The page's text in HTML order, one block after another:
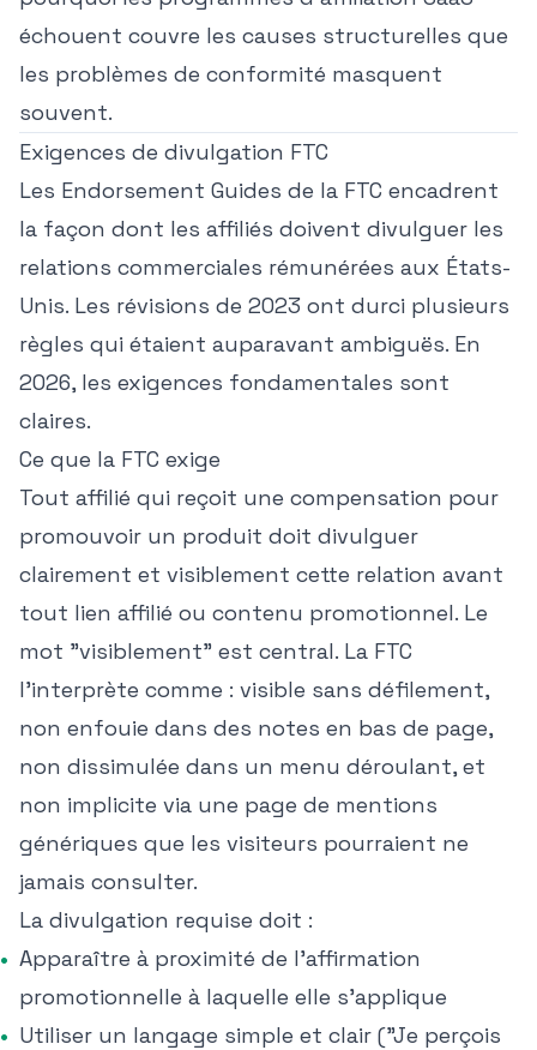
échouent couvre les causes structurelles que
les problèmes de conformité masquent
souvent.
Exigences de divulgation FTC
Les Endorsement Guides de la FTC encadrent
la façon dont les affiliés doivent divulguer les
relations commerciales rémunérées aux États-
Unis. Les révisions de 2023 ont durci plusieurs
règles qui étaient auparavant ambiguës. En
2026, les exigences fondamentales sont
claires.
Ce que la FTC exige
Tout affilié qui reçoit une compensation pour
promouvoir un produit doit divulguer
clairement et visiblement cette relation avant
tout lien affilié ou contenu promotionnel. Le
mot "visiblement" est central. La FTC
l'interprète comme : visible sans défilement,
non enfouie dans des notes en bas de page,
non dissimulée dans un menu déroulant, et
non implicite via une page de mentions
génériques que les visiteurs pourraient ne
jamais consulter.
La divulgation requise doit :
Apparaître à proximité de l'affirmation
promotionnelle à laquelle elle s'applique
Utiliser un langage simple et clair ("Je perçois